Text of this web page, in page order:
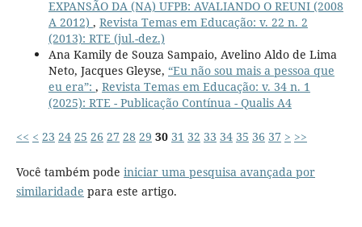
EXPANSÃO DA (NA) UFPB: AVALIANDO O REUNI (2008
A 2012) , Revista Temas em Educação: v. 22 n. 2
(2013): RTE (jul.-dez.)
Ana Kamily de Souza Sampaio, Avelino Aldo de Lima
Neto, Jacques Gleyse, “Eu não sou mais a pessoa que
eu era”: , Revista Temas em Educação: v. 34 n. 1
(2025): RTE - Publicação Contínua - Qualis A4
<< < 23 24 25 26 27 28 29 30 31 32 33 34 35 36 37 > >>
Você também pode iniciar uma pesquisa avançada por
similaridade para este artigo.